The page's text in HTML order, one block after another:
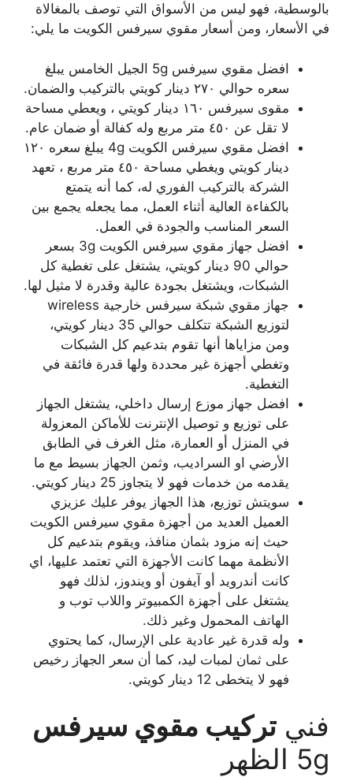
بالوسطية، فهو ليس من الأسواق التي توصف بالمغالاة
في الأسعار، ومن أسعار مقوي سيرفس الكويت ما يلي:
افضل مقوي سيرفس 5g الجيل الخامس يبلغ
سعره حوالي ٢٧٠ دينار كويتي بالتركيب والضمان.
مقوى سيرفس ١٦٠ دينار كويتي ، ويعطي مساحة
لا تقل عن ٤٥٠ متر مربع وله كفالة أو ضمان عام.
افضل مقوي سيرفس الكويت 4g يبلغ سعره ١٢٠
دينار كويتي ويغطي مساحة ٤٥٠ متر مربع ، تعهد
الشركة بالتركيب الفوري له، كما أنه يتمتع
بالكفاءة العالية أثناء العمل، مما يجعله يجمع بين
السعر المناسب والجودة في العمل.
افضل جهاز مقوي سيرفس الكويت 3g بسعر
حوالي 90 دينار كويتي، يشتغل على تغطية كل
الشبكات، ويشتغل بجودة عالية وقدرة لا مثيل لها.
جهاز مقوي شبكة سيرفس خارجية wireless
لتوزيع الشبكة تتكلف حوالي 35 دينار كويتي،
ومن مزاياها أنها تقوم بتدعيم كل الشبكات
وتغطي أجهزة غير محددة ولها قدرة فائقة في
التغطية.
افضل جهاز موزع إرسال داخلي، يشتغل الجهاز
على توزيع و توصيل الإنترنت للأماكن المعزولة
في المنزل أو العمارة، مثل الغرف في الطابق
الأرضي او السراديب، وثمن الجهاز بسيط مع ما
يقدمه من خدمات فهو لا يتجاوز 25 دينار كويتي.
سويتش توزيع، هذا الجهاز يوفر عليك عزيزي
العميل العديد من أجهزة مقوي سيرفس الكويت
حيث إنه مزود بثمان منافذ، ويقوم بتدعيم كل
الأنظمة مهما كانت الأجهزة التي تعتمد عليها، اي
كانت أندرويد أو آيفون أو ويندوز، لذلك فهو
يشتغل على أجهزة الكمبيوتر واللاب توب و
الهاتف المحمول وغير ذلك.
وله قدرة غير عادية على الإرسال، كما يحتوي
على ثمان لمبات ليد، كما أن سعر الجهاز رخيص
فهو لا يتخطى 12 دينار كويتي.
فني تركيب مقوي سيرفس
5g الظهر